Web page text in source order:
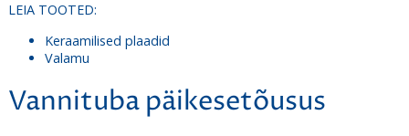
LEIA TOOTED:
Keraamilised plaadid
Valamu
Vannituba päikesetõusus